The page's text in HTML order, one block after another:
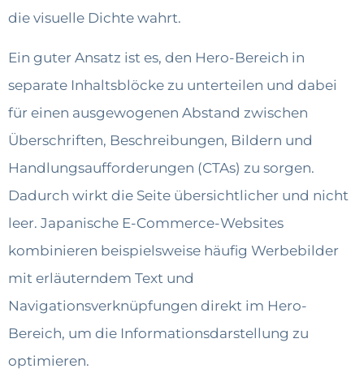
die visuelle Dichte wahrt.
Ein guter Ansatz ist es, den Hero-Bereich in
separate Inhaltsblöcke zu unterteilen und dabei
für einen ausgewogenen Abstand zwischen
Überschriften, Beschreibungen, Bildern und
Handlungsaufforderungen (CTAs) zu sorgen.
Dadurch wirkt die Seite übersichtlicher und nicht
leer. Japanische E-Commerce-Websites
kombinieren beispielsweise häufig Werbebilder
mit erläuterndem Text und
Navigationsverknüpfungen direkt im Hero-
Bereich, um die Informationsdarstellung zu
optimieren.